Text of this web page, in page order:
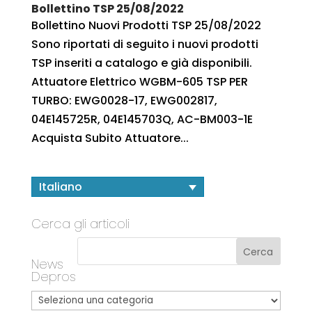
Bollettino TSP 25/08/2022
Bollettino Nuovi Prodotti TSP 25/08/2022
Sono riportati di seguito i nuovi prodotti
TSP inseriti a catalogo e già disponibili.
Attuatore Elettrico WGBM-605 TSP PER
TURBO: EWG0028-17, EWG002817,
04E145725R, 04E145703Q, AC-BM003-1E
Acquista Subito Attuatore...
Italiano
Cerca gli articoli
News
Depros